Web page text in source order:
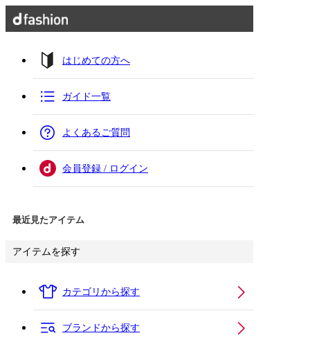
はじめての方へ
ガイド一覧
よくあるご質問
会員登録 / ログイン
最近見たアイテム
アイテムを探す
カテゴリから探す
ブランドから探す